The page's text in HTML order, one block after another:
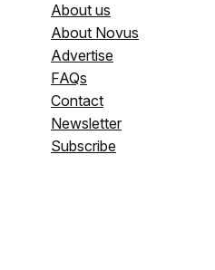
About us
About Novus
Advertise
FAQs
Contact
Newsletter
Subscribe